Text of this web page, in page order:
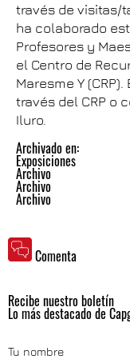
través de visitas/
ha colaborado
Profesores y
el Centro de
Maresme Y
través del CRP o
Iluro.
Archivado en:
Exposiciones
Archivo
Archivo
Archivo
Comenta
Recibe nuestro boletín
Lo más destacado de
Tu nombre